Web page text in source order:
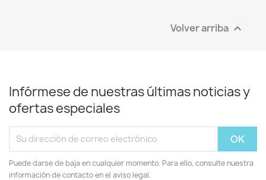
Volver arriba 
Infórmese de nuestras últimas noticias y
ofertas especiales
Puede darse de baja en cualquier momento. Para ello, consulte nuestra
información de contacto en el aviso legal.